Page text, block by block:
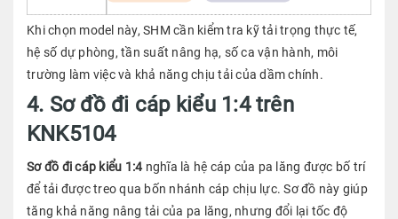
Khi chọn model này, SHM cần kiểm tra kỹ tải trọng thực tế,
hệ số dự phòng, tần suất nâng hạ, số ca vận hành, môi
trường làm việc và khả năng chịu tải của dầm chính.
4. Sơ đồ đi cáp kiểu 1:4 trên
KNK5104
Sơ đồ đi cáp kiểu 1:4 nghĩa là hệ cáp của pa lăng được bố trí
để tải được treo qua bốn nhánh cáp chịu lực. Sơ đồ này giúp
tăng khả năng nâng tải của pa lăng, nhưng đổi lại tốc độ